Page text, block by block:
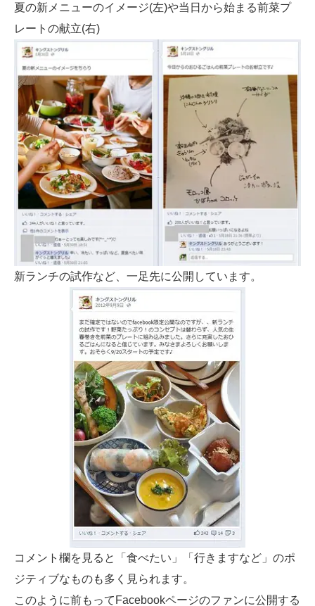
夏の新メニューのイメージ(左)や当日から始まる前菜プ
レートの献立(右)
新ランチの試作など、一足先に公開しています。
コメント欄を見ると「食べたい」「行きますなど」のポ
ジティブなものも多く見られます。
このように前もってFacebookページのファンに公開する